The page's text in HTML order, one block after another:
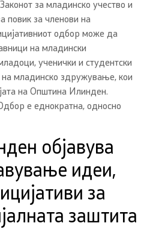
за младинско учество и
повик за членови на
одбор може да
на младински
ученички и студентски
младинско здружување, кои
на Општина Илинден.
е еднократна, односно
објавува
идеи,
за
заштита